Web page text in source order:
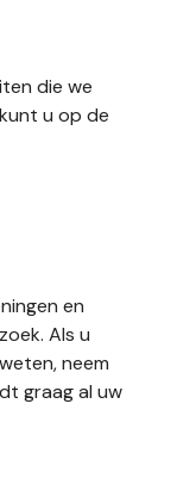
die we
u op de
en
Als u
neem
graag al uw